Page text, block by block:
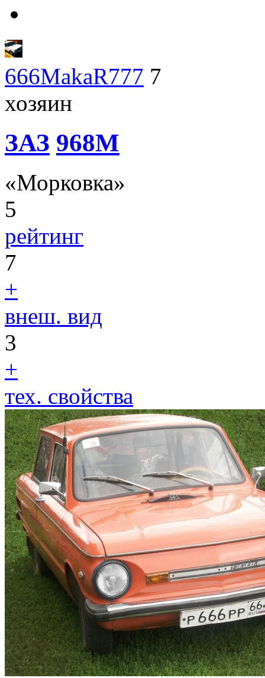
666MakaR777 7
хозяин
ЗАЗ 968M
«Морковка»
5
рейтинг
7
+
внеш. вид
3
+
тех. свойства